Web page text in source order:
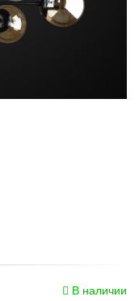
В наличии